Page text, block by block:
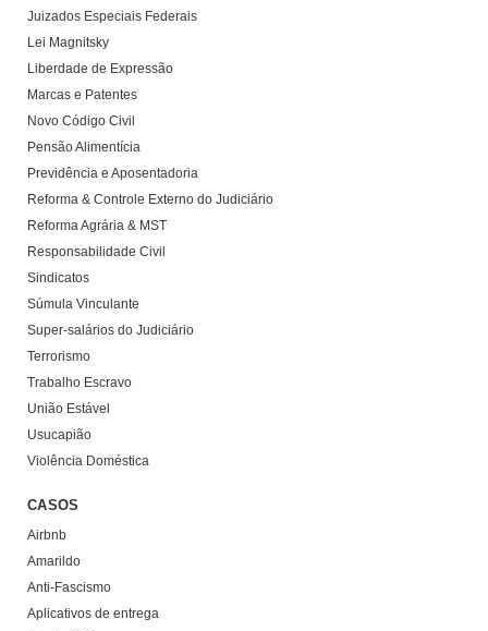
Juizados Especiais Federais
Lei Magnitsky
Liberdade de Expressão
Marcas e Patentes
Novo Código Civil
Pensão Alimentícia
Previdência e Aposentadoria
Reforma & Controle Externo do Judiciário
Reforma Agrária & MST
Responsabilidade Civil
Sindicatos
Súmula Vinculante
Super-salários do Judiciário
Terrorismo
Trabalho Escravo
União Estável
Usucapião
Violência Doméstica
CASOS
Airbnb
Amarildo
Anti-Fascismo
Aplicativos de entrega